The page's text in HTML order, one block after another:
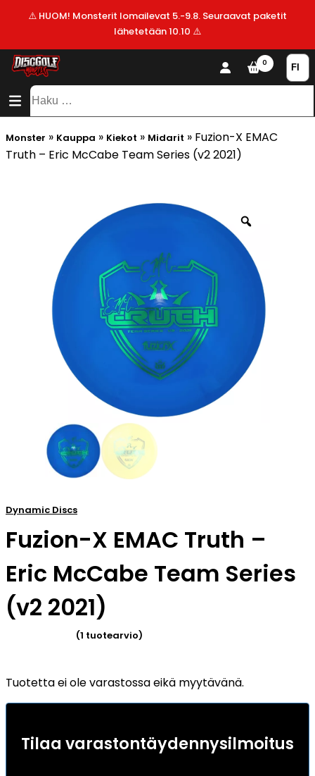
⚠️ HUOM! Monsterit lomailevat 5.-9.8. Seuraavat paketit
lähetetään 10.10 ⚠️
VALMISTAJAT
ALE!
UUSIMMAT
LISÄYKSET
SISÄLTÖ
SITEMAP
Haku:
0
Monster » Kauppa » Kiekot » Midarit » Fuzion-X EMAC
Truth – Eric McCabe Team Series (v2 2021)
Dynamic Discs
Fuzion-X EMAC Truth –
Eric McCabe Team Series
(v2 2021)
perustuen
(1 tuotearvio)
Tuotetta ei ole varastossa eikä myytävänä.
Tilaa varastontäydennysilmoitus